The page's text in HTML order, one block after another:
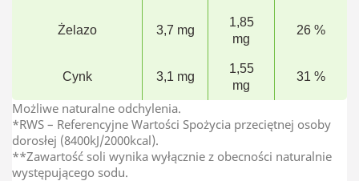
Żelazo 3,7 mg
1,85
mg
26 %
Cynk 3,1 mg
1,55
mg
31 %
Możliwe naturalne odchylenia.
*RWS – Referencyjne Wartości Spożycia przeciętnej osoby
dorosłej (8400kJ/2000kcal).
**Zawartość soli wynika wyłącznie z obecności naturalnie
występującego sodu.